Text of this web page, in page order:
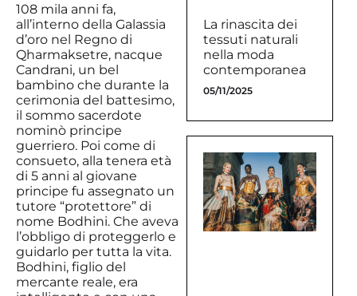
108 mila anni fa,
all’interno della Galassia
d’oro nel Regno di
Qharmaksetre, nacque
Candrani, un bel
bambino che durante la
cerimonia del battesimo,
il sommo sacerdote
nominò principe
guerriero. Poi come di
consueto, alla tenera età
di 5 anni al giovane
principe fu assegnato un
tutore “protettore” di
nome Bodhini. Che aveva
l’obbligo di proteggerlo e
guidarlo per tutta la vita.
Bodhini, figlio del
mercante reale, era
La rinascita dei
tessuti naturali
nella moda
contemporanea
05/11/2025